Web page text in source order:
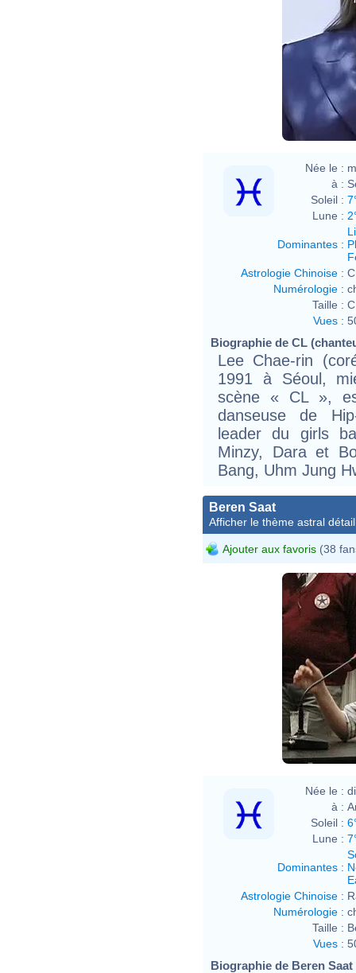
Née le :
à :
Soleil :
Lune :
Dominantes :
Astrologie Chinoise :
Numérologie :
Taille :
Vues :
Biographie de CL
Lee Chae-rin
1991 à Séoul,
scène « CL »,
danseuse de
leader du girls
Minzy, Dara et
Bang, Uhm Jung
Beren Saat
Afficher le thème astral
Ajouter aux favoris (38
Née le :
à :
Soleil :
Lune :
Dominantes :
Astrologie Chinoise :
Numérologie :
Taille :
Vues :
Biographie de Beren